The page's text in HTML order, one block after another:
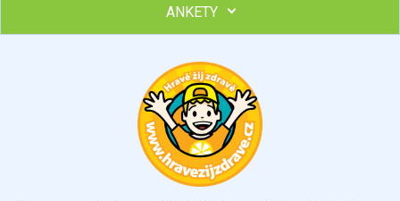
Hubněte s podporou lektorky a skupiny v kurzech STOBu
Chcete poradit s hubnutím? Najděte si odborníka STOBu ve
ANKETY